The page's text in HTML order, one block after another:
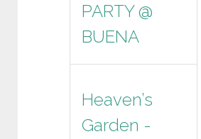
PARTY @
BUENA
Heaven’s
Garden -